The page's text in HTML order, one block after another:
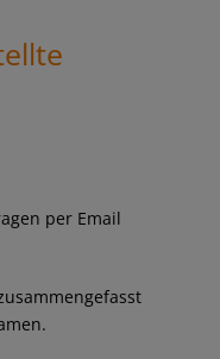
per Email